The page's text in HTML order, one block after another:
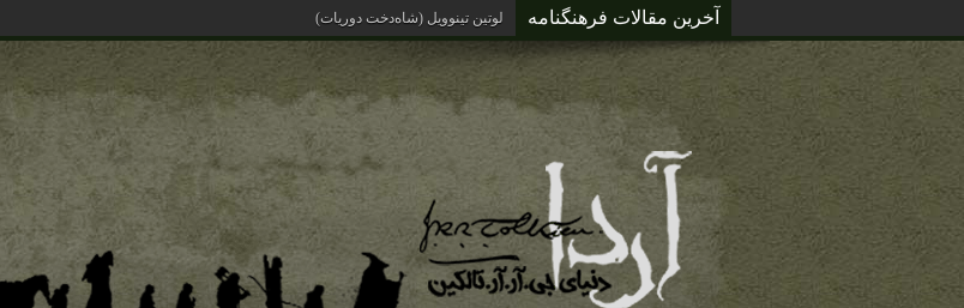
آخرین مقالات فرهنگنامه لوتین تینوویل (شاه‌دخت دوریات)